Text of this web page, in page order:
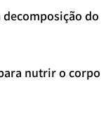
do
nutrir o corpo